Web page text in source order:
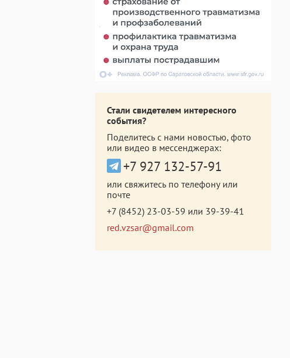
Стали свидетелем интересного
события?
Поделитесь с нами новостью, фото
или видео в мессенджерах:
+7 927 132-57-91
или свяжитесь по телефону или
почте
+7 (8452) 23-03-59 или 39-39-41
red.vzsar@gmail.com